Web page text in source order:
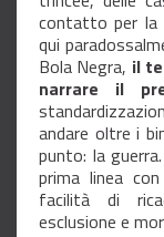
contatto per la
qui
Bola Negra, il
narrare il
andare oltre i
punto: la
prima linea
facilità di
esclusione e